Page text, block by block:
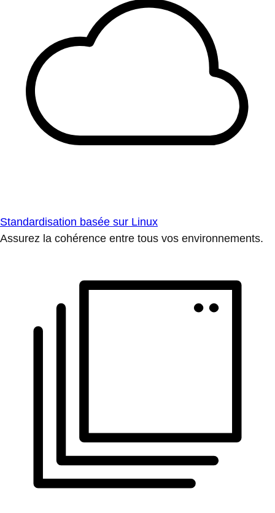
Standardisation basée sur Linux
Assurez la cohérence entre tous vos environnements.